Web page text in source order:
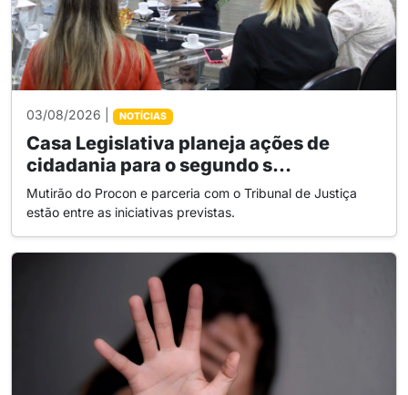
03/08/2026 | NOTÍCIAS
Casa Legislativa planeja ações de
cidadania para o segundo s...
Mutirão do Procon e parceria com o Tribunal de Justiça
estão entre as iniciativas previstas.